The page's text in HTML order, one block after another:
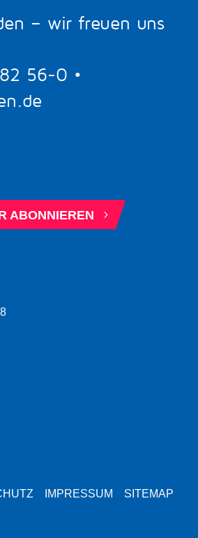
– wir freuen uns
56-0 •
ABONNIEREN 5
IMPRESSUM SITEMAP